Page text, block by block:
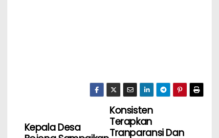
Konsisten
Terapkan
Tranparansi Dan
Kepala Desa